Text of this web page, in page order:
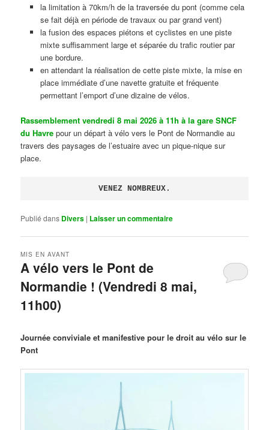
la limitation à 70km/h de la traversée du pont (comme cela
se fait déjà en période de travaux ou par grand vent)
la fusion des espaces piétons et cyclistes en une piste
mixte suffisamment large et séparée du trafic routier par
une bordure.
en attendant la réalisation de cette piste mixte, la mise en
place immédiate d’une navette gratuite et fréquente
permettant l’emport d’une dizaine de vélos.
Rassemblement vendredi 8 mai 2026 à 11h à la gare SNCF
du Havre pour un départ à vélo vers le Pont de Normandie au
travers des paysages de l’estuaire avec un pique-nique sur
place.
VENEZ NOMBREUX.
Publié dans Divers | Laisser un commentaire
A vélo vers le Pont de
Normandie ! (Vendredi 8 mai,
11h00)
MIS EN AVANT
Journée conviviale et manifestive pour le droit au vélo sur le
Pont